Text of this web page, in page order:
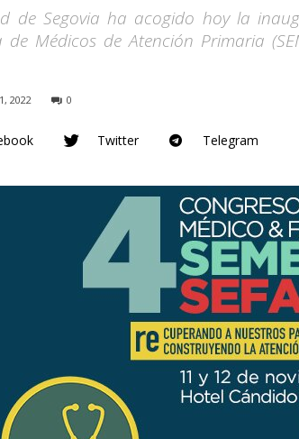
de Segovia ha acogido hoy la
de Médicos de Atención Primaria
2022 0
Twitter Telegram